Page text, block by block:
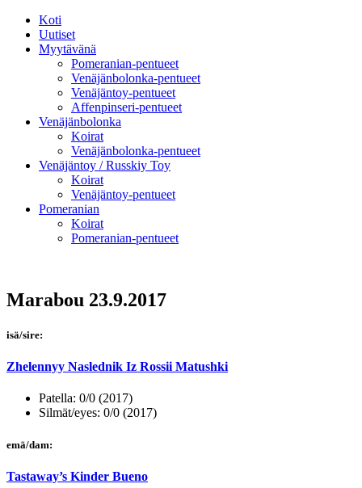
Koti
Uutiset
Myytävänä
Pomeranian-pentueet
Venäjänbolonka-pentueet
Venäjäntoy-pentueet
Affenpinseri-pentueet
Venäjänbolonka
Koirat
Venäjänbolonka-pentueet
Venäjäntoy / Russkiy Toy
Koirat
Venäjäntoy-pentueet
Pomeranian
Koirat
Pomeranian-pentueet
Marabou 23.9.2017
isä/sire:
Zhelennyy Naslednik Iz Rossii Matushki
Patella: 0/0 (2017)
Silmät/eyes: 0/0 (2017)
emä/dam:
Tastaway’s Kinder Bueno